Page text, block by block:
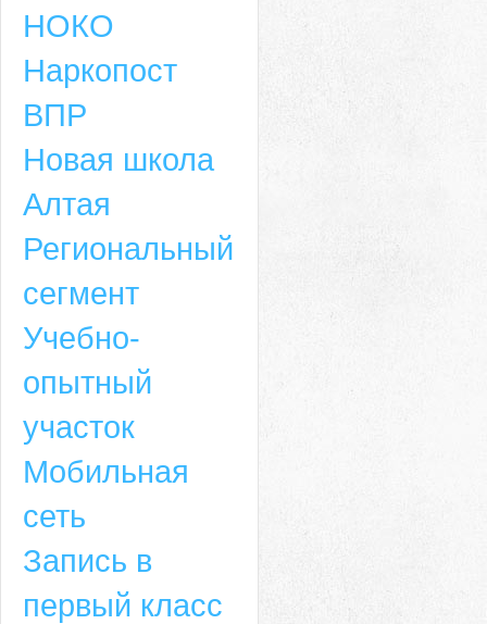
НОКО
Наркопост
ВПР
Новая школа
Алтая
Региональный
сегмент
Учебно-
опытный
участок
Мобильная
сеть
Запись в
первый класс